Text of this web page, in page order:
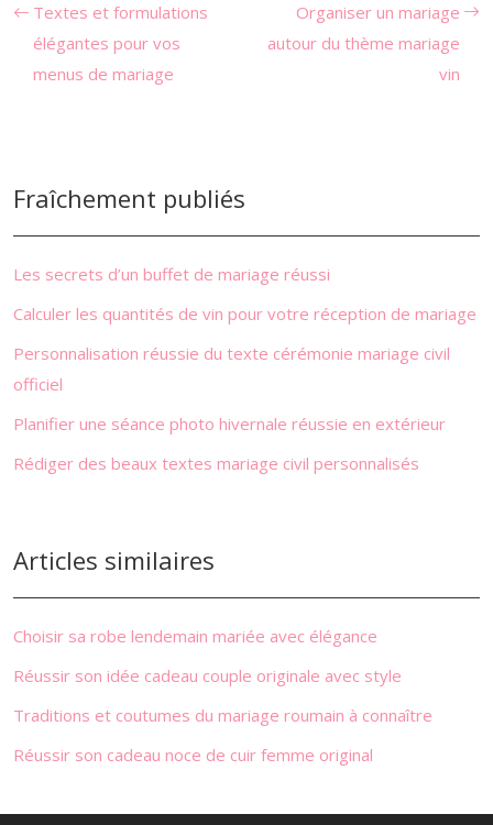
Textes et formulations
élégantes pour vos
menus de mariage
Organiser un mariage
autour du thème mariage
vin
Fraîchement publiés
Les secrets d’un buffet de mariage réussi
Calculer les quantités de vin pour votre réception de mariage
Personnalisation réussie du texte cérémonie mariage civil
officiel
Planifier une séance photo hivernale réussie en extérieur
Rédiger des beaux textes mariage civil personnalisés
Articles similaires
Choisir sa robe lendemain mariée avec élégance
Réussir son idée cadeau couple originale avec style
Traditions et coutumes du mariage roumain à connaître
Réussir son cadeau noce de cuir femme original